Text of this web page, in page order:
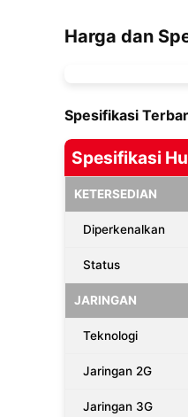
Harga dan
Spesifikasi
Spesifikasi
KETERSEDIAN
Diperkenalkan
Status
JARINGAN
Teknologi
Jaringan 2G
Jaringan 3G